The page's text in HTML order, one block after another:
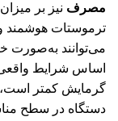
مصرف نیز بر
ترموستات هوشمند
می‌توانند به‌صورت
اساس شرایط واقعی
گرمایش کمتر
دستگاه در سطح